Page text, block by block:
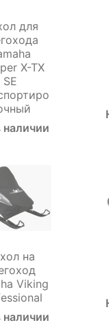
для
X-TX
SE
наличии
на
Viking
наличии